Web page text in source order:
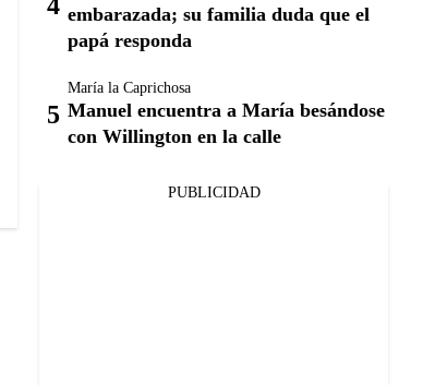
embarazada; su familia duda que el
papá responda
María la Caprichosa
Manuel encuentra a María besándose
con Willington en la calle
PUBLICIDAD